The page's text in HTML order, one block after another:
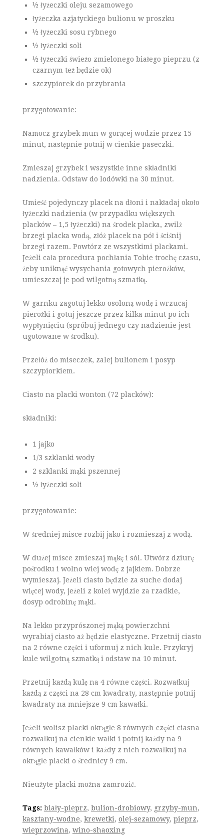
½ łyżeczki oleju sezamowego
łyżeczka azjatyckiego bulionu w proszku
½ łyżeczki sosu rybnego
½ łyżeczki soli
½ łyżeczki świeżo zmielonego białego pieprzu (z
czarnym też będzie ok)
szczypiorek do przybrania
przygotowanie:
Namocz grzybek mun w gorącej wodzie przez 15
minut, następnie potnij w cienkie paseczki.
Zmieszaj grzybek i wszystkie inne składniki
nadzienia. Odstaw do lodówki na 30 minut.
Umieść pojedynczy placek na dłoni i nakładaj około
łyżeczki nadzienia (w przypadku większych
placków – 1,5 łyżeczki) na środek placka, zwilż
brzegi placka wodą, złóż placek na pół i ściśnij
brzegi razem. Powtórz ze wszystkimi plackami.
Jeżeli cała procedura pochłania Tobie trochę czasu,
żeby uniknąć wysychania gotowych pierożków,
umieszczaj je pod wilgotną szmatką.
W garnku zagotuj lekko osoloną wodę i wrzucaj
pierożki i gotuj jeszcze przez kilka minut po ich
wypłynięciu (spróbuj jednego czy nadzienie jest
ugotowane w środku).
Przełóż do miseczek, zalej bulionem i posyp
szczypiorkiem.
Ciasto na placki wonton (72 placków):
składniki:
1 jajko
1/3 szklanki wody
2 szklanki mąki pszennej
½ łyżeczki soli
przygotowanie:
W średniej misce rozbij jako i rozmieszaj z wodą.
W dużej misce zmieszaj mąkę i sól. Utwórz dziurę
pośrodku i wolno wlej wodę z jajkiem. Dobrze
wymieszaj. Jeżeli ciasto będzie za suche dodaj
więcej wody, jeżeli z kolei wyjdzie za rzadkie,
dosyp odrobinę mąki.
Na lekko przyprószonej mąką powierzchni
wyrabiaj ciasto aż będzie elastyczne. Przetnij ciasto
na 2 równe części i uformuj z nich kule. Przykryj
kule wilgotną szmatką i odstaw na 10 minut.
Przetnij każdą kulę na 4 równe części. Rozwałkuj
każdą z części na 28 cm kwadraty, następnie potnij
kwadraty na mniejsze 9 cm kawałki.
Jeżeli wolisz placki okrągłe 8 równych części ciasna
rozwałkuj na cienkie wałki i potnij każdy na 9
równych kawałków i każdy z nich rozwałkuj na
okrągłe placki o średnicy 9 cm.
Nieużyte placki można zamrozić.
Tags: biały-pieprz, bulion-drobiowy, grzyby-mun,
kasztany-wodne, krewetki, olej-sezamowy, pieprz,
wieprzowina, wino-shaoxing